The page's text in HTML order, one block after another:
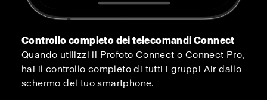
Controllo completo dei telecomandi Connect
Quando utilizzi il Profoto Connect o Connect Pro,
hai il controllo completo di tutti i gruppi Air dallo
schermo del tuo smartphone.